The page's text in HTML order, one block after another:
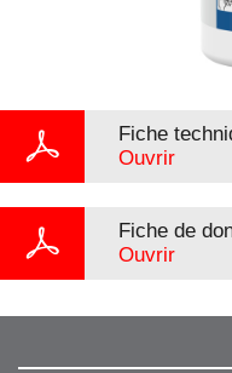
Fiche
Ouvrir
Fiche de
Ouvrir